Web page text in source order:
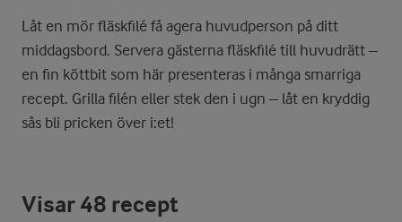
Låt en mör fläskfilé få agera huvudperson på ditt
middagsbord. Servera gästerna fläskfilé till huvudrätt –
en fin köttbit som här presenteras i många smarriga
recept. Grilla filén eller stek den i ugn – låt en kryddig
sås bli pricken över i:et!
Visar48 recept